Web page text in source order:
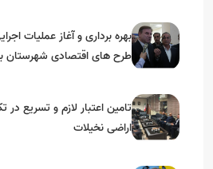
بهره برداری و آغاز عملیات
طرح های اقتصادی شهرستان
تامین اعتبار لازم و تسریع
اراضی نخیلات